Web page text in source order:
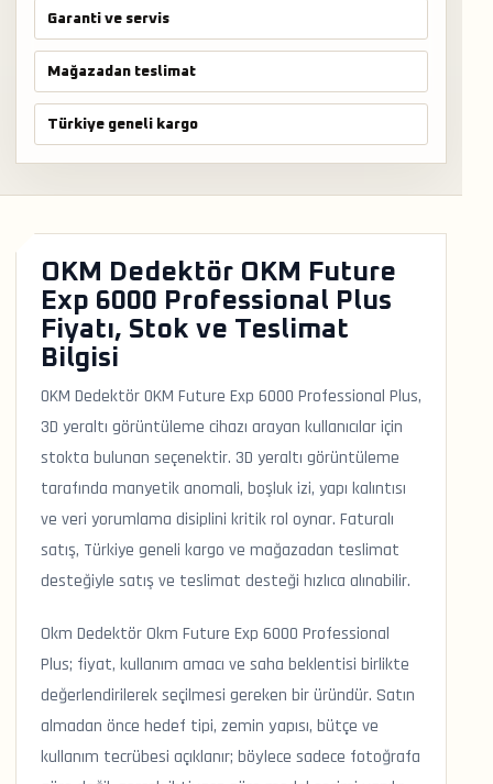
Garanti ve servis
Mağazadan teslimat
Türkiye geneli kargo
OKM Dedektör OKM Future
Exp 6000 Professional Plus
Fiyatı, Stok ve Teslimat
Bilgisi
OKM Dedektör OKM Future Exp 6000 Professional Plus,
3D yeraltı görüntüleme cihazı arayan kullanıcılar için
stokta bulunan seçenektir. 3D yeraltı görüntüleme
tarafında manyetik anomali, boşluk izi, yapı kalıntısı
ve veri yorumlama disiplini kritik rol oynar. Faturalı
satış, Türkiye geneli kargo ve mağazadan teslimat
desteğiyle satış ve teslimat desteği hızlıca alınabilir.
Okm Dedektör Okm Future Exp 6000 Professional
Plus; fiyat, kullanım amacı ve saha beklentisi birlikte
değerlendirilerek seçilmesi gereken bir üründür. Satın
almadan önce hedef tipi, zemin yapısı, bütçe ve
kullanım tecrübesi açıklanır; böylece sadece fotoğrafa